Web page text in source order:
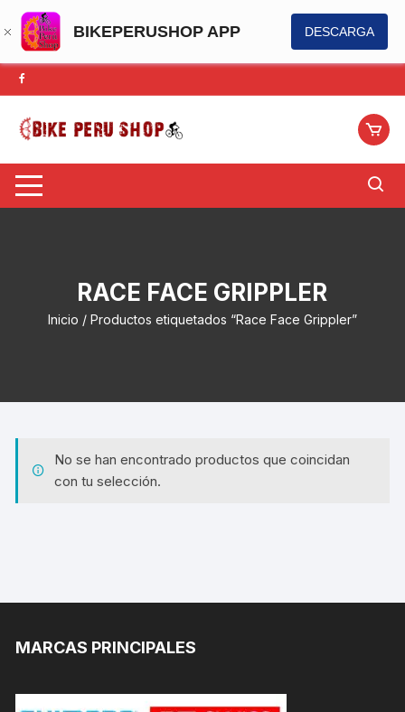
BIKEPERUSHOP APP DESCARGA
Saltar
al
contenido
RACE FACE GRIPPLER
Inicio / Productos etiquetados “Race Face Grippler”
No se han encontrado productos que coincidan
con tu selección.
MARCAS PRINCIPALES